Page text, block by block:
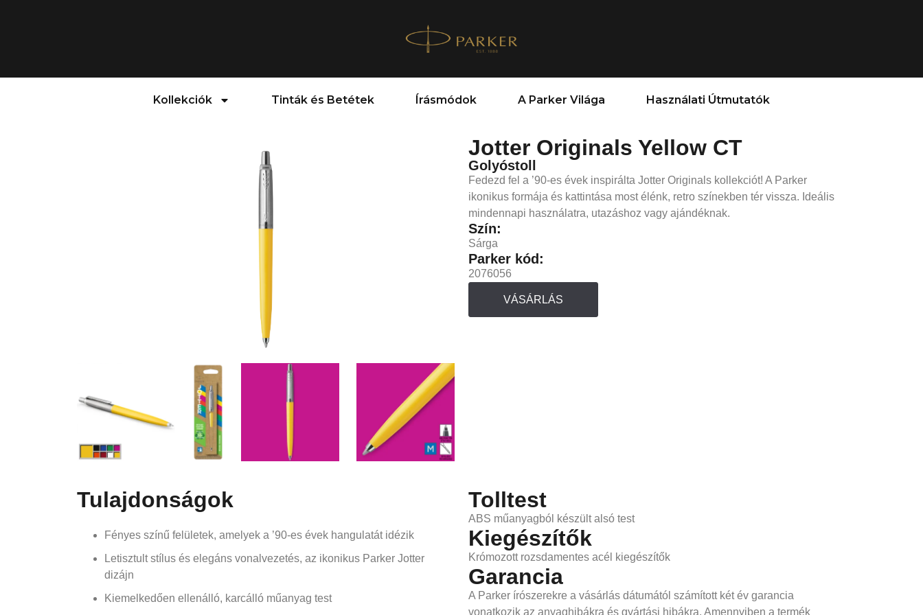
Kollekciók Tinták és Betétek Írásmódok A Parker Világa Használati Útmutatók
Jotter Originals Yellow CT
Golyóstoll
Fedezd fel a ’90-es évek inspirálta Jotter Originals kollekciót! A Parker
ikonikus formája és kattintása most élénk, retro színekben tér vissza. Ideális
mindennapi használatra, utazáshoz vagy ajándéknak.
Szín:
Sárga
Parker kód:
2076056
VÁSÁRLÁS
Tulajdonságok
Fényes színű felületek, amelyek a ’90-es évek hangulatát idézik
Letisztult stílus és elegáns vonalvezetés, az ikonikus Parker Jotter
dizájn
Kiemelkedően ellenálló, karcálló műanyag test
Tolltest
ABS műanyagból készült alsó test
Kiegészítők
Krómozott rozsdamentes acél kiegészítők
Garancia
A Parker írószerekre a vásárlás dátumától számított két év garancia
vonatkozik az anyaghibákra és gyártási hibákra. Amennyiben a termék